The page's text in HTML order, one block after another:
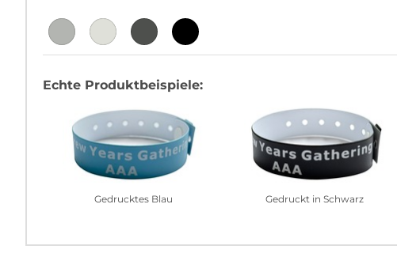
Echte Produktbeispiele:
Gedrucktes Blau Gedruckt in Schwarz